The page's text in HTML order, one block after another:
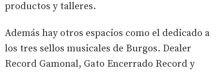
productos y talleres.
Además hay otros espacios como el dedicado a
los tres sellos musicales de Burgos. Dealer
Record Gamonal, Gato Encerrado Record y